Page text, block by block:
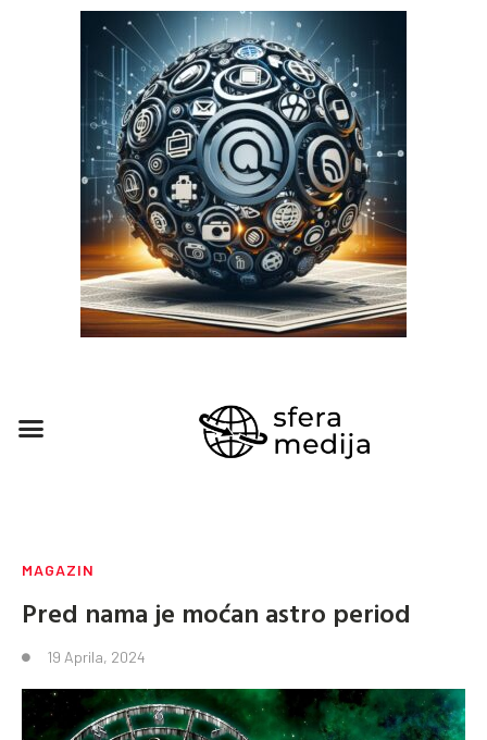
MAGAZIN
Pred nama je moćan astro period
19 Aprila, 2024